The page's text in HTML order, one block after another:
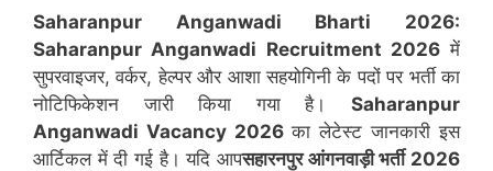
Saharanpur Anganwadi Bharti 2026:
Saharanpur Anganwadi Recruitment 2026में
सुपरवाइजर, वर्कर, हेल्पर और आशा सहयोगिनी के पदों पर भर्ती का
नोटिफिकेशन जारी किया गया है। Saharanpur
Anganwadi Vacancy 2026का लेटेस्ट जानकारी इस
आर्टिकल में दी गई है। यदि आपसहारनपुर आंगनवाड़ी भर्ती 2026